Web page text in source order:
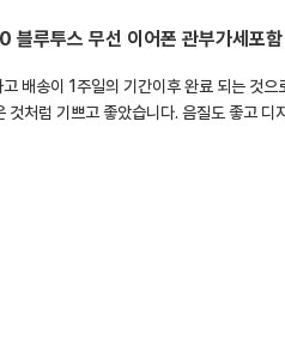
루투스 무선 이어폰 관부가세포함
배송이 1주일의 기간이후 완료 되는 것으
처럼 기쁘고 좋았습니다. 음질도 좋고 디